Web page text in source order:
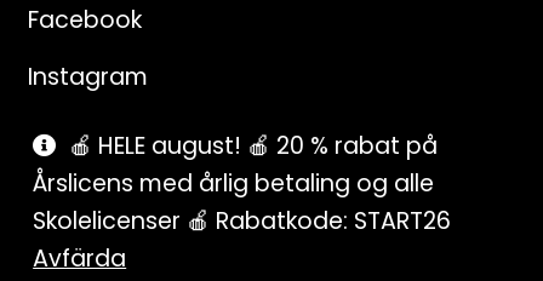
Facebook
Instagram
Pinterest
SnapChat
🍎 HELE august! 🍎 20 % rabat på
Årslicens med årlig betaling og alle
Skolelicenser 🍎 Rabatkode: START26
Avfärda